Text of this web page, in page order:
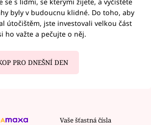
byly v budoucnu klidné. Do toho, aby
útočištěm, jste investovali velkou část
ho važte a pečujte o něj.
PRO DNEŠNÍ DEN
Vaše šťastná čísla